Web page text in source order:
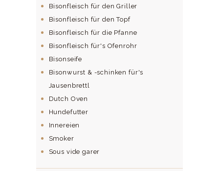
Bisonfleisch für den Griller
Bisonfleisch für den Topf
Bisonfleisch für die Pfanne
Bisonfleisch für's Ofenrohr
Bisonseife
Bisonwurst & -schinken für's
Jausenbrettl
Dutch Oven
Hundefutter
Innereien
Smoker
Sous vide garer